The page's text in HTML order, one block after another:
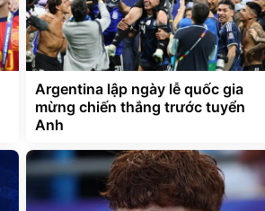
Argentina lập ngày lễ quốc gia
mừng chiến thắng trước tuyển
Anh